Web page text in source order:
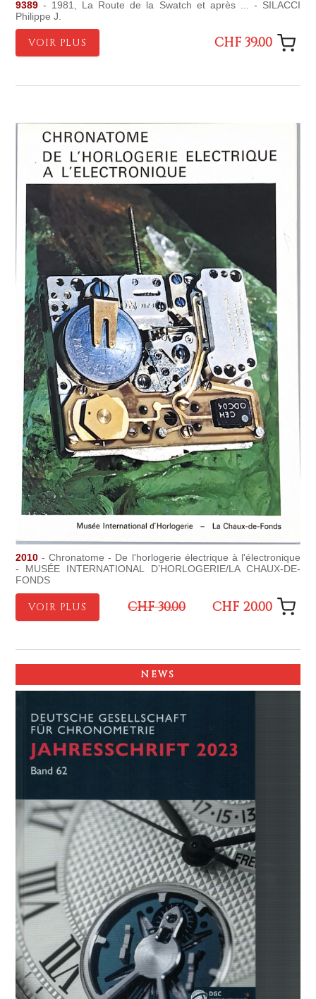
9389 - 1981, La Route de la Swatch et après ... - SILACCI
Philippe J.
VOIR PLUS CHF 39.00
2010 - Chronatome - De l'horlogerie électrique à l'électronique
- MUSÉE INTERNATIONAL D’HORLOGERIE/LA CHAUX-DE-
FONDS
VOIR PLUS CHF 30.00 CHF 20.00